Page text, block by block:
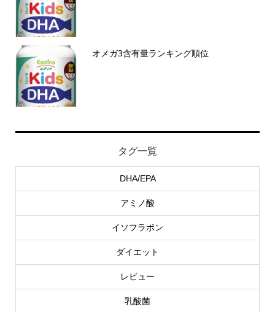
オメガ3含有量ランキング順位
タグ一覧
DHA/EPA
アミノ酸
イソフラボン
ダイエット
レビュー
乳酸菌